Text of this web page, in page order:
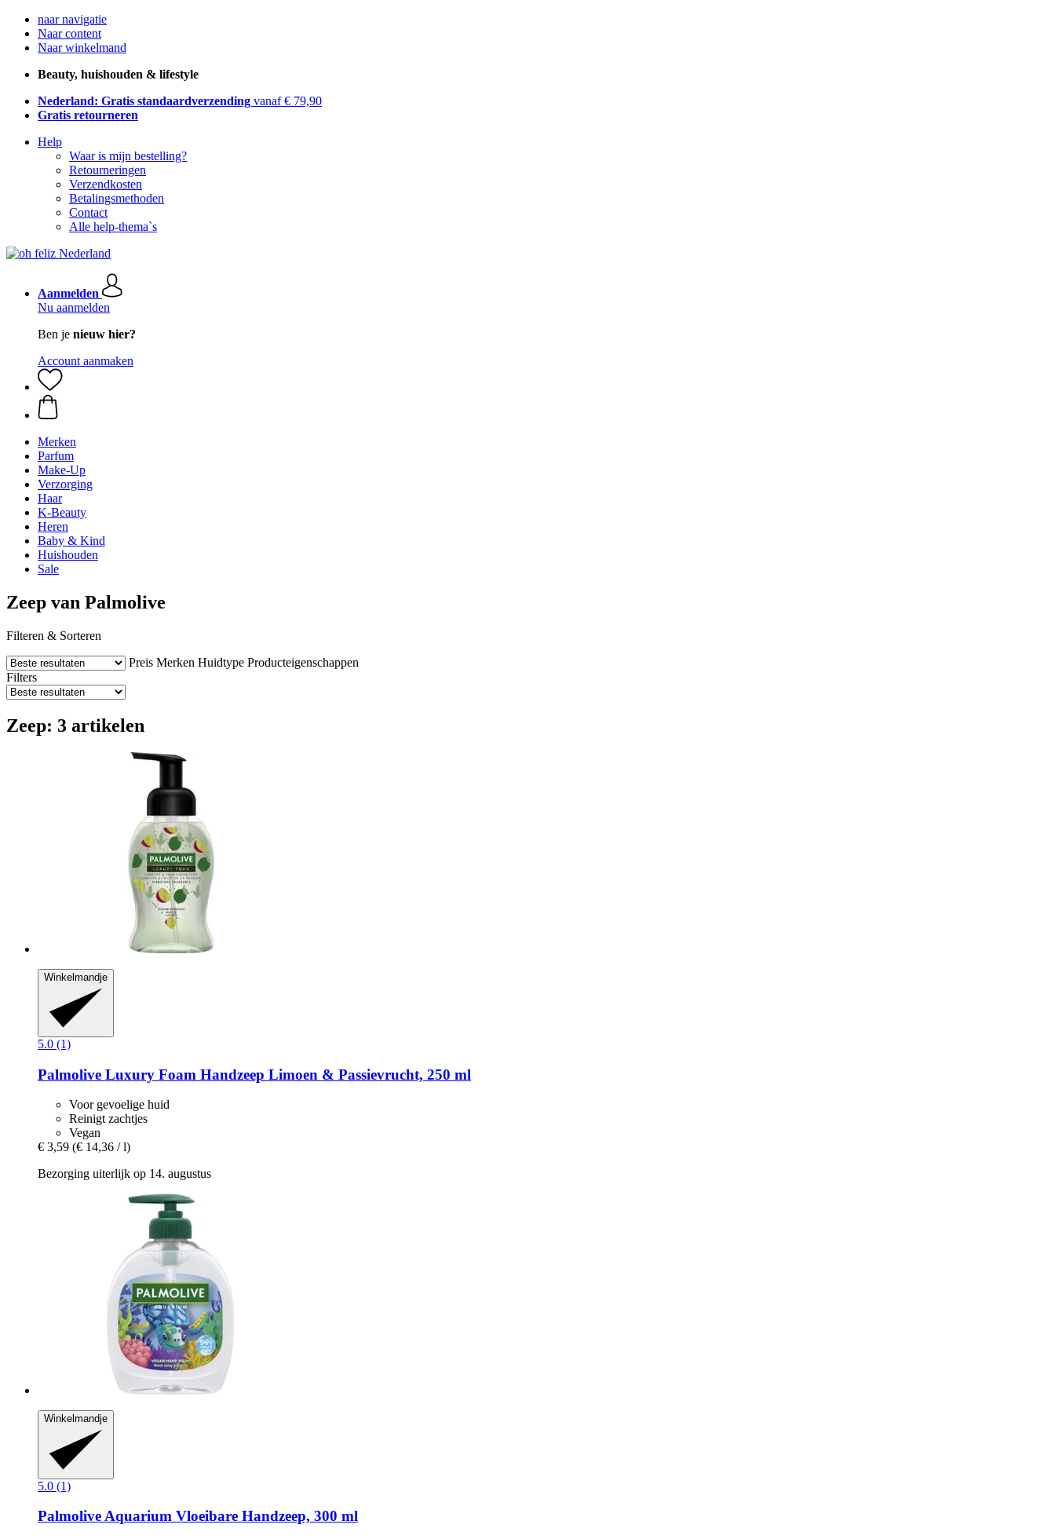
naar navigatie
Naar content
Naar winkelmand
Beauty, huishouden & lifestyle
Nederland: Gratis standaardverzending vanaf € 79,90
Gratis retourneren
Help
Waar is mijn bestelling?
Retourneringen
Verzendkosten
Betalingsmethoden
Contact
Alle help-thema`s
Aanmelden
Nu aanmelden
Ben je nieuw hier?
Account aanmaken
Merken
Parfum
Make-Up
Verzorging
Haar
K-Beauty
Heren
Baby & Kind
Huishouden
Sale
Zeep van Palmolive
Filteren & Sorteren
Preis Merken Huidtype Producteigenschappen
Filters
Zeep: 3 artikelen
Winkelmandje
5.0 (1)
Palmolive Luxury Foam Handzeep Limoen & Passievrucht, 250 ml
Voor gevoelige huid
Reinigt zachtjes
Vegan
€ 3,59 (€ 14,36 / l)
Bezorging uiterlijk op 14. augustus
Winkelmandje
5.0 (1)
PalmoliveAquarium Vloeibare Handzeep, 300 ml